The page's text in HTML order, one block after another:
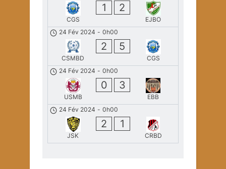
CGS
1 2
EJBO
24 Fév 2024 - 0h00
CSMBD
2 5
CGS
24 Fév 2024 - 0h00
USMB
0 3
EBB
24 Fév 2024 - 0h00
JSK
2 1
CRBD